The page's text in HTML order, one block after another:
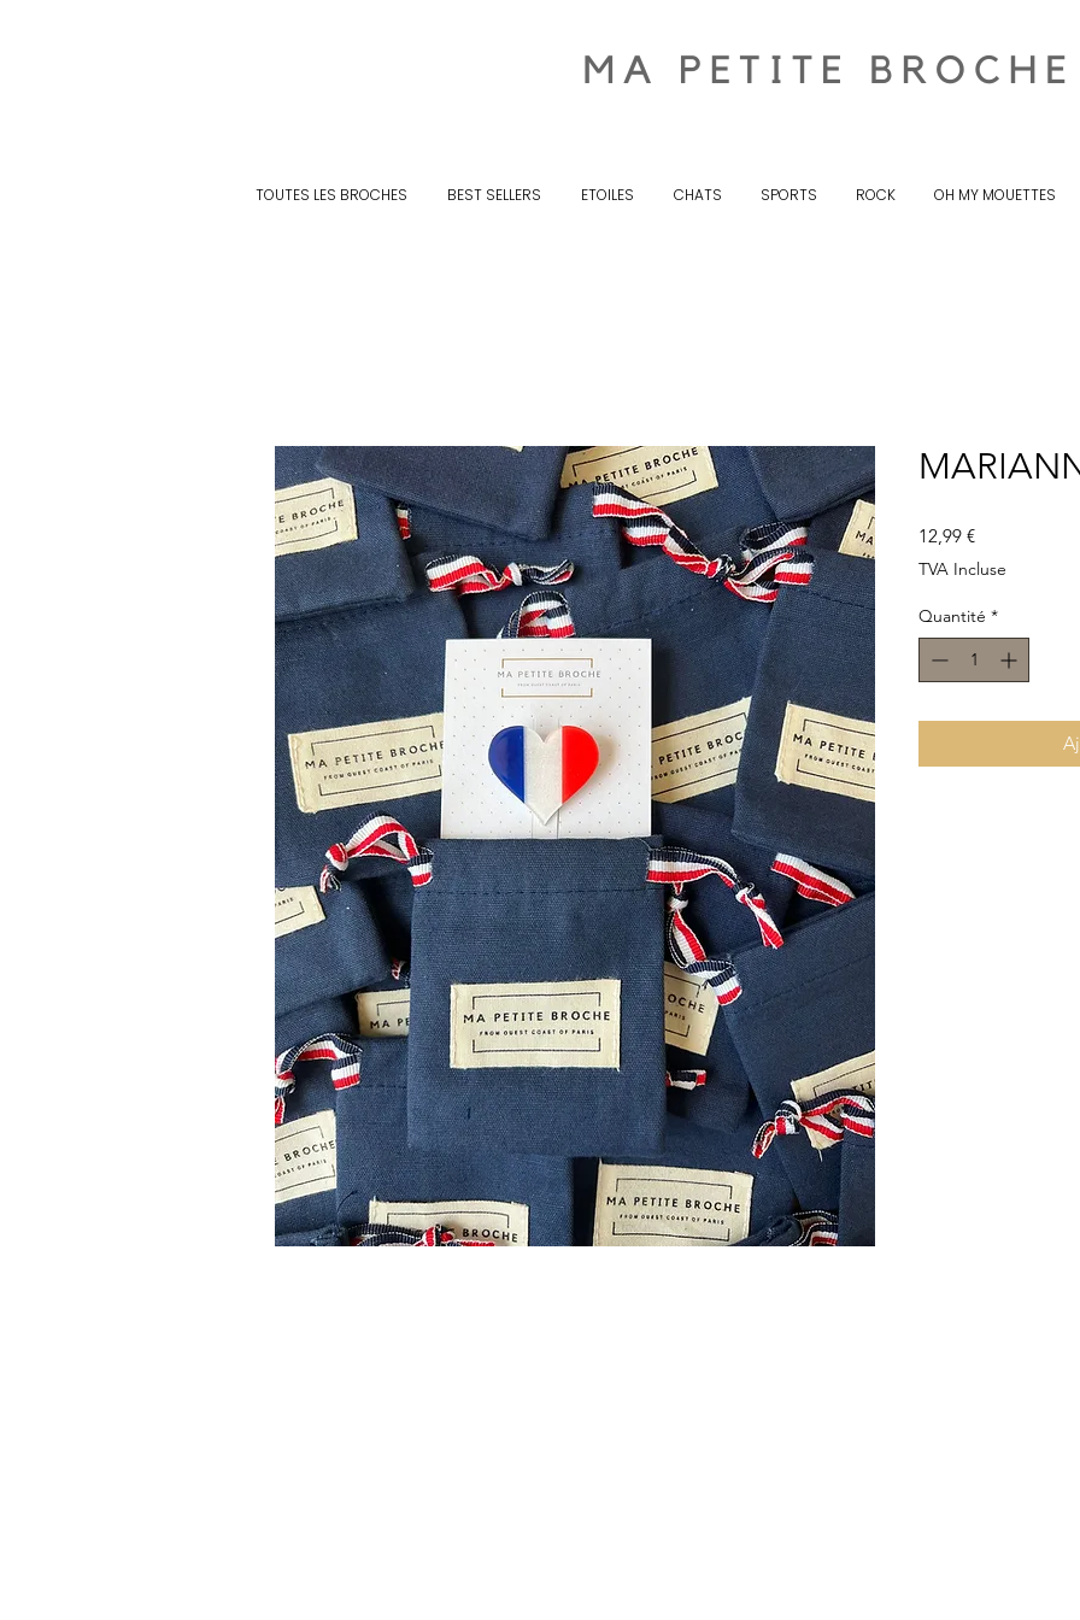
TOUTES LES BROCHES BEST SELLERS ETOILES CHATS SPORTS ROCK OH MY MOUETTES
12,99 €Prix
TVA Incluse
Quantité *